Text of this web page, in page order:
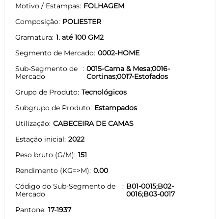
Motivo / Estampas FOLHAGEM
Composição POLIESTER
Gramatura 1. até 100 GM2
Segmento de Mercado 0002-HOME
Sub-Segmento de
Mercado
0015-Cama & Mesa;0016-
Cortinas;0017-Estofados
Grupo de Produto Tecnológicos
Subgrupo de Produto Estampados
Utilização CABECEIRA DE CAMAS
Estação inicial 2022
Peso bruto (G/M) 151
Rendimento (KG=>M) 0.00
Código do Sub-Segmento de
Mercado
B01-0015;B02-
0016;B03-0017
Pantone 17-1937